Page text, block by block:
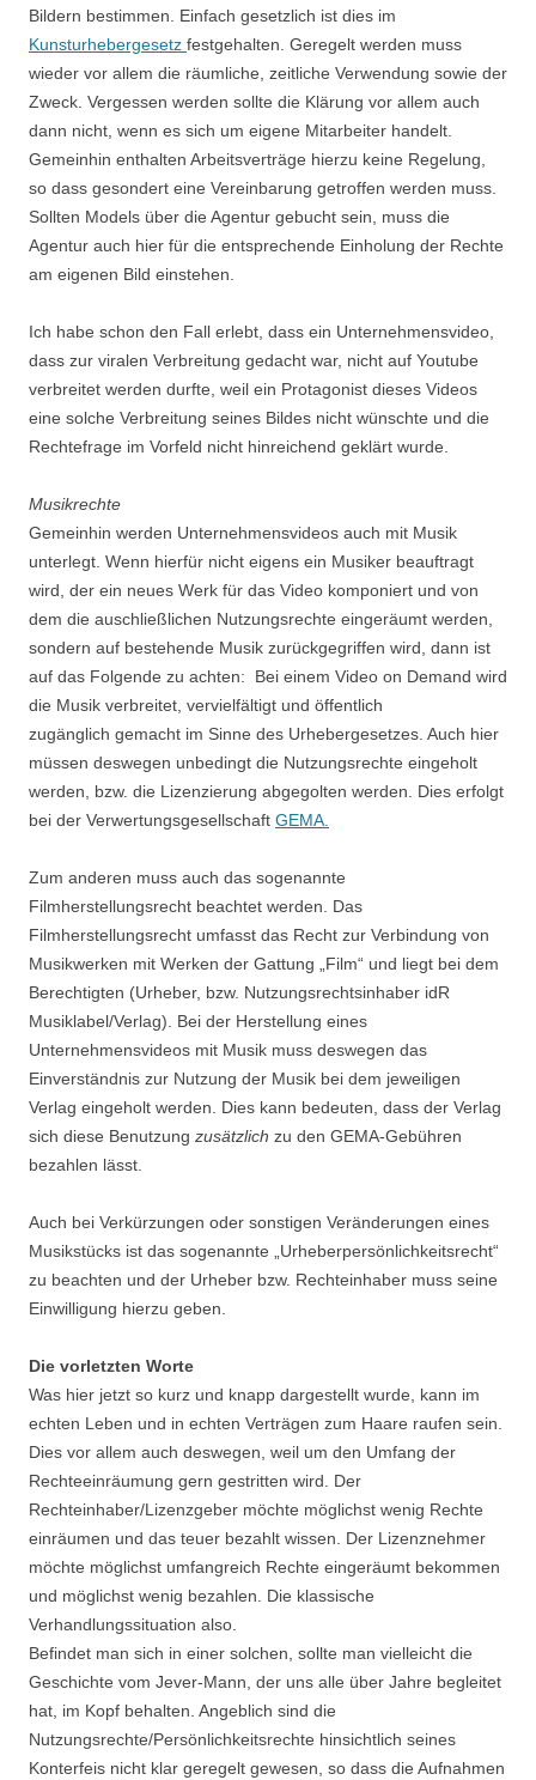
Bildern bestimmen. Einfach gesetzlich ist dies im
Kunsturhebergesetz festgehalten. Geregelt werden muss
wieder vor allem die räumliche, zeitliche Verwendung sowie der
Zweck. Vergessen werden sollte die Klärung vor allem auch
dann nicht, wenn es sich um eigene Mitarbeiter handelt.
Gemeinhin enthalten Arbeitsverträge hierzu keine Regelung,
so dass gesondert eine Vereinbarung getroffen werden muss.
Sollten Models über die Agentur gebucht sein, muss die
Agentur auch hier für die entsprechende Einholung der Rechte
am eigenen Bild einstehen.
Ich habe schon den Fall erlebt, dass ein Unternehmensvideo,
dass zur viralen Verbreitung gedacht war, nicht auf Youtube
verbreitet werden durfte, weil ein Protagonist dieses Videos
eine solche Verbreitung seines Bildes nicht wünschte und die
Rechtefrage im Vorfeld nicht hinreichend geklärt wurde.
Musikrechte
Gemeinhin werden Unternehmensvideos auch mit Musik
unterlegt. Wenn hierfür nicht eigens ein Musiker beauftragt
wird, der ein neues Werk für das Video komponiert und von
dem die auschließlichen Nutzungsrechte eingeräumt werden,
sondern auf bestehende Musik zurückgegriffen wird, dann ist
auf das Folgende zu achten: Bei einem Video on Demand wird
die Musik verbreitet, vervielfältigt und öffentlich
zugänglich gemacht im Sinne des Urhebergesetzes. Auch hier
müssen deswegen unbedingt die Nutzungsrechte eingeholt
werden, bzw. die Lizenzierung abgegolten werden. Dies erfolgt
bei der Verwertungsgesellschaft GEMA.
Zum anderen muss auch das sogenannte
Filmherstellungsrecht beachtet werden. Das
Filmherstellungsrecht umfasst das Recht zur Verbindung von
Musikwerken mit Werken der Gattung „Film“ und liegt bei dem
Berechtigten (Urheber, bzw. Nutzungsrechtsinhaber idR
Musiklabel/Verlag). Bei der Herstellung eines
Unternehmensvideos mit Musik muss deswegen das
Einverständnis zur Nutzung der Musik bei dem jeweiligen
Verlag eingeholt werden. Dies kann bedeuten, dass der Verlag
sich diese Benutzung zusätzlich zu den GEMA-Gebühren
bezahlen lässt.
Auch bei Verkürzungen oder sonstigen Veränderungen eines
Musikstücks ist das sogenannte „Urheberpersönlichkeitsrecht“
zu beachten und der Urheber bzw. Rechteinhaber muss seine
Einwilligung hierzu geben.
Die vorletzten Worte
Was hier jetzt so kurz und knapp dargestellt wurde, kann im
echten Leben und in echten Verträgen zum Haare raufen sein.
Dies vor allem auch deswegen, weil um den Umfang der
Rechteeinräumung gern gestritten wird. Der
Rechteinhaber/Lizenzgeber möchte möglichst wenig Rechte
einräumen und das teuer bezahlt wissen. Der Lizenznehmer
möchte möglichst umfangreich Rechte eingeräumt bekommen
und möglichst wenig bezahlen. Die klassische
Verhandlungssituation also.
Befindet man sich in einer solchen, sollte man vielleicht die
Geschichte vom Jever-Mann, der uns alle über Jahre begleitet
hat, im Kopf behalten. Angeblich sind die
Nutzungsrechte/Persönlichkeitsrechte hinsichtlich seines
Konterfeis nicht klar geregelt gewesen, so dass die Aufnahmen